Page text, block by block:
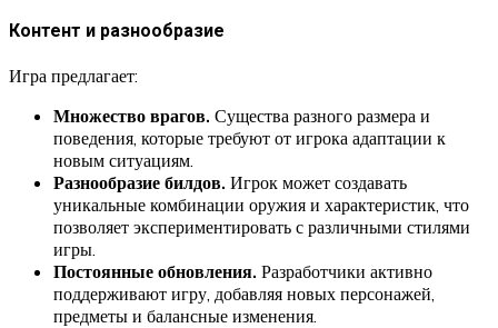
Контент и разнообразие
Игра предлагает:
Множество врагов. Существа разного размера и
поведения, которые требуют от игрока адаптации к
новым ситуациям.
Разнообразие билдов. Игрок может создавать
уникальные комбинации оружия и характеристик, что
позволяет экспериментировать с различными стилями
игры.
Постоянные обновления. Разработчики активно
поддерживают игру, добавляя новых персонажей,
предметы и балансные изменения.